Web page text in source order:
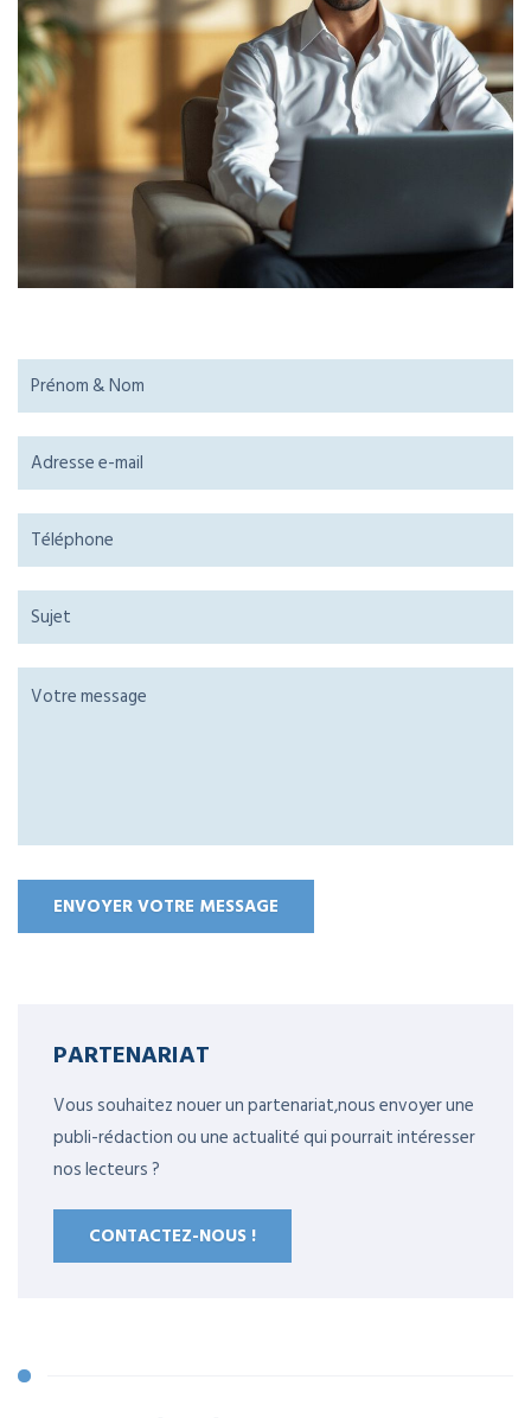
PARTENARIAT
Vous souhaitez nouer un partenariat,nous envoyer une
publi-rédaction ou une actualité qui pourrait intéresser
nos lecteurs ?
CONTACTEZ-NOUS !